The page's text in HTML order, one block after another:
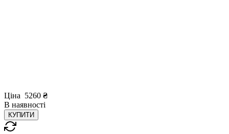
Ціна 5260 ₴
В наявності
КУПИТИ